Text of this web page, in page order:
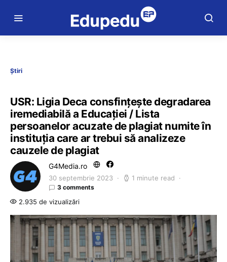
Știri
USR: Ligia Deca consfinţeşte degradarea
iremediabilă a Educaţiei / Lista
persoanelor acuzate de plagiat numite în
instituția care ar trebui să analizeze
cauzele de plagiat
G4Media.ro
30 septembrie 2023 1 minute read
3 comments
2.935 de vizualizări